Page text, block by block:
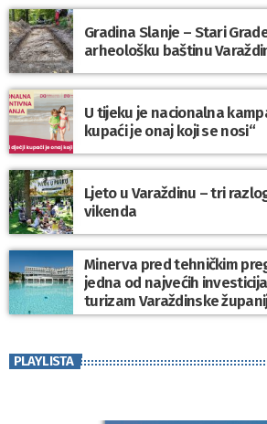
Gradina Slanje – Stari
arheološku baštinu
U tijeku je nacionalna
kupaći je onaj koji se nosi“
Ljeto u Varaždinu – tri
vikenda
Minerva pred tehničkim
jedna od najvećih
turizam Varaždinske
PLAYLISTA